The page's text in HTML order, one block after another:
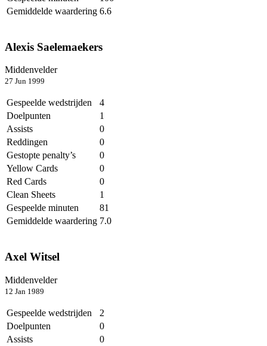
Gemiddelde waardering 6.6
Alexis Saelemaekers
Middenvelder
27 Jun 1999
Gespeelde wedstrijden
4
Doelpunten
1
Assists
0
Reddingen
0
Gestopte penalty’s
0
Yellow Cards
0
Red Cards
0
Clean Sheets
1
Gespeelde minuten
81
Gemiddelde waardering 7.0
Axel Witsel
Middenvelder
12 Jan 1989
Gespeelde wedstrijden
2
Doelpunten
0
Assists
0